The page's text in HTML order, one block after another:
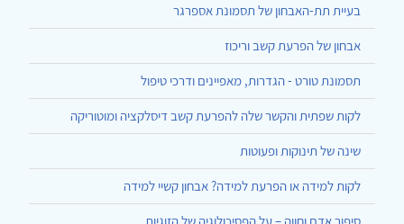
בעיית תת-האבחון של תסמונת אספרגר
אבחון של הפרעת קשב וריכוז
תסמונת טורט - הגדרות, מאפיינים ודרכי טיפול
לקות שפתית והקשר שלה להפרעת קשב דיסלקציה ומוטוריקה
שינה של תינוקות ופעוטות
לקות למידה או הפרעת למידה? אבחון קשיי למידה